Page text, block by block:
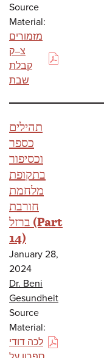
Source
Material:
מזמורים
צ–ק
קבלת
שבת
(PDF)
תהילים
כספר
וכסיפור
בתקופת
מלחמת
חורבת
ברזל (Part
14)
January 28,
2024
Dr. Beni
Gesundheit
Source
Material:
לכה דודי
(PDF)